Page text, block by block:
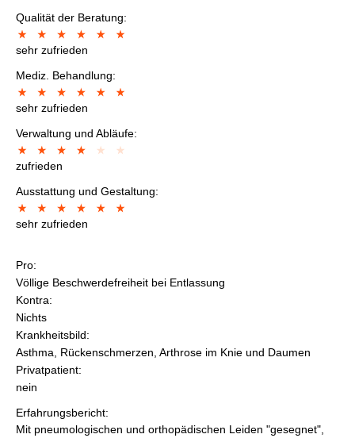
Qualität der Beratung:
sehr zufrieden
Mediz. Behandlung:
sehr zufrieden
Verwaltung und Abläufe:
zufrieden
Ausstattung und Gestaltung:
sehr zufrieden
Pro:
Völlige Beschwerdefreiheit bei Entlassung
Kontra:
Nichts
Krankheitsbild:
Asthma, Rückenschmerzen, Arthrose im Knie und Daumen
Privatpatient:
nein
Erfahrungsbericht:
Mit pneumologischen und orthopädischen Leiden "gesegnet",